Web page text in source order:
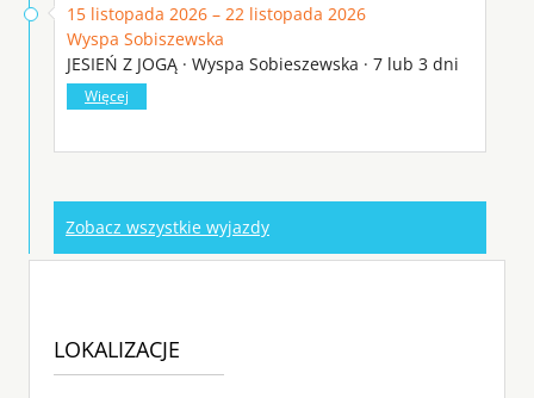
15 listopada 2026 – 22 listopada 2026
Wyspa Sobiszewska
JESIEŃ Z JOGĄ · Wyspa Sobieszewska · 7 lub 3 dni
Więcej
Zobacz wszystkie wyjazdy
LOKALIZACJE